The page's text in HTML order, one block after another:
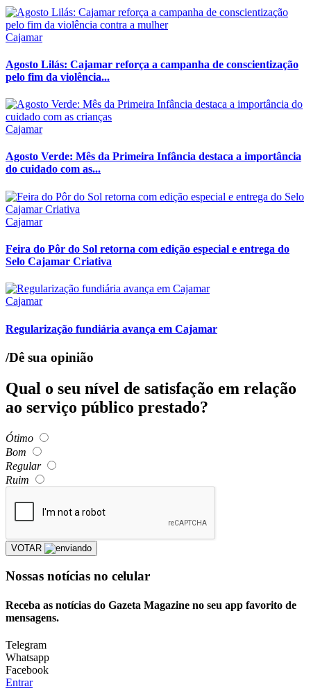
Cajamar
Agosto Lilás: Cajamar reforça a campanha de conscientização
pelo fim da violência...
Cajamar
Agosto Verde: Mês da Primeira Infância destaca a importância
do cuidado com as...
Cajamar
Feira do Pôr do Sol retorna com edição especial e entrega do
Selo Cajamar Criativa
Cajamar
Regularização fundiária avança em Cajamar
/Dê sua opinião
Qual o seu nível de satisfação em relação
ao serviço público prestado?
Ótimo
Bom
Regular
Ruim
VOTAR
Nossas notícias no celular
Receba as notícias do Gazeta Magazine no seu app favorito de
mensagens.
Telegram
Whatsapp
Facebook
Entrar